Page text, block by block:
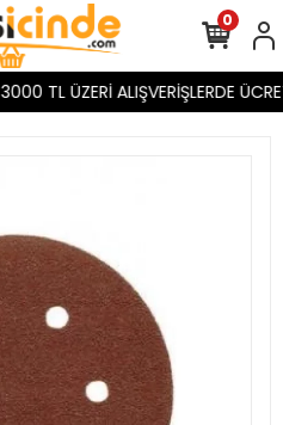
3000 TL ÜZERİ ALIŞVERİŞLERDE
0